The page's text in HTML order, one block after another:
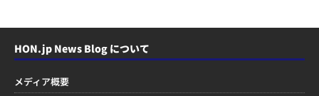
HON.jp News Blog について
メディア概要